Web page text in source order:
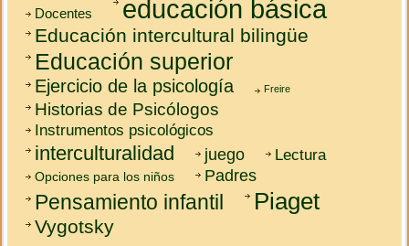
Docentes educación básica
Educación intercultural bilingüe
Educación superior
Ejercicio de la psicología Freire
Historias de Psicólogos
Instrumentos psicológicos
interculturalidad juego Lectura
Opciones para los niños Padres
Pensamiento infantil Piaget
Vygotsky